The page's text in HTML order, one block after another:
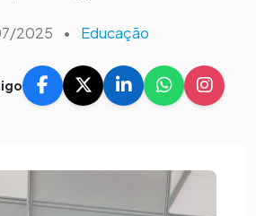
2025 • Educação